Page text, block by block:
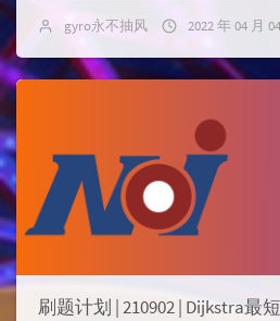
gyro永不抽风 2022 年 04 月
刷题计划 | 210902 | Dijkstra最